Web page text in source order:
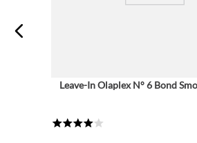
Leave-In Olaplex N° 6 Bond